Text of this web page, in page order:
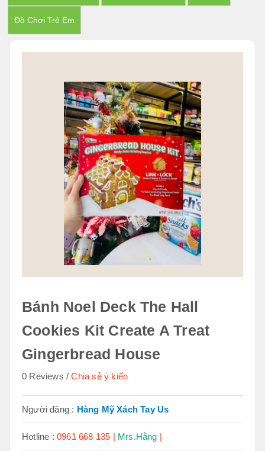
Đồ Chơi Trẻ Em
Bánh Noel Deck The Hall
Cookies Kit Create A Treat
Gingerbread House
0 Reviews Chia sẻ ý kiến
Người đăng : Hàng Mỹ Xách Tay Us
Hotline :0961 668 135 | Mrs.Hằng |